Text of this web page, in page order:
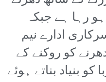
رہا ہے جبکہ
ادارے نیم
کو روکنے کے
بنیاد بناتے ہوئے